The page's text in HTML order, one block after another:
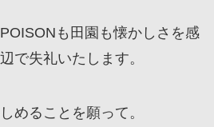
も田園も懐かしさを感
で失礼いたします。
めることを願って。